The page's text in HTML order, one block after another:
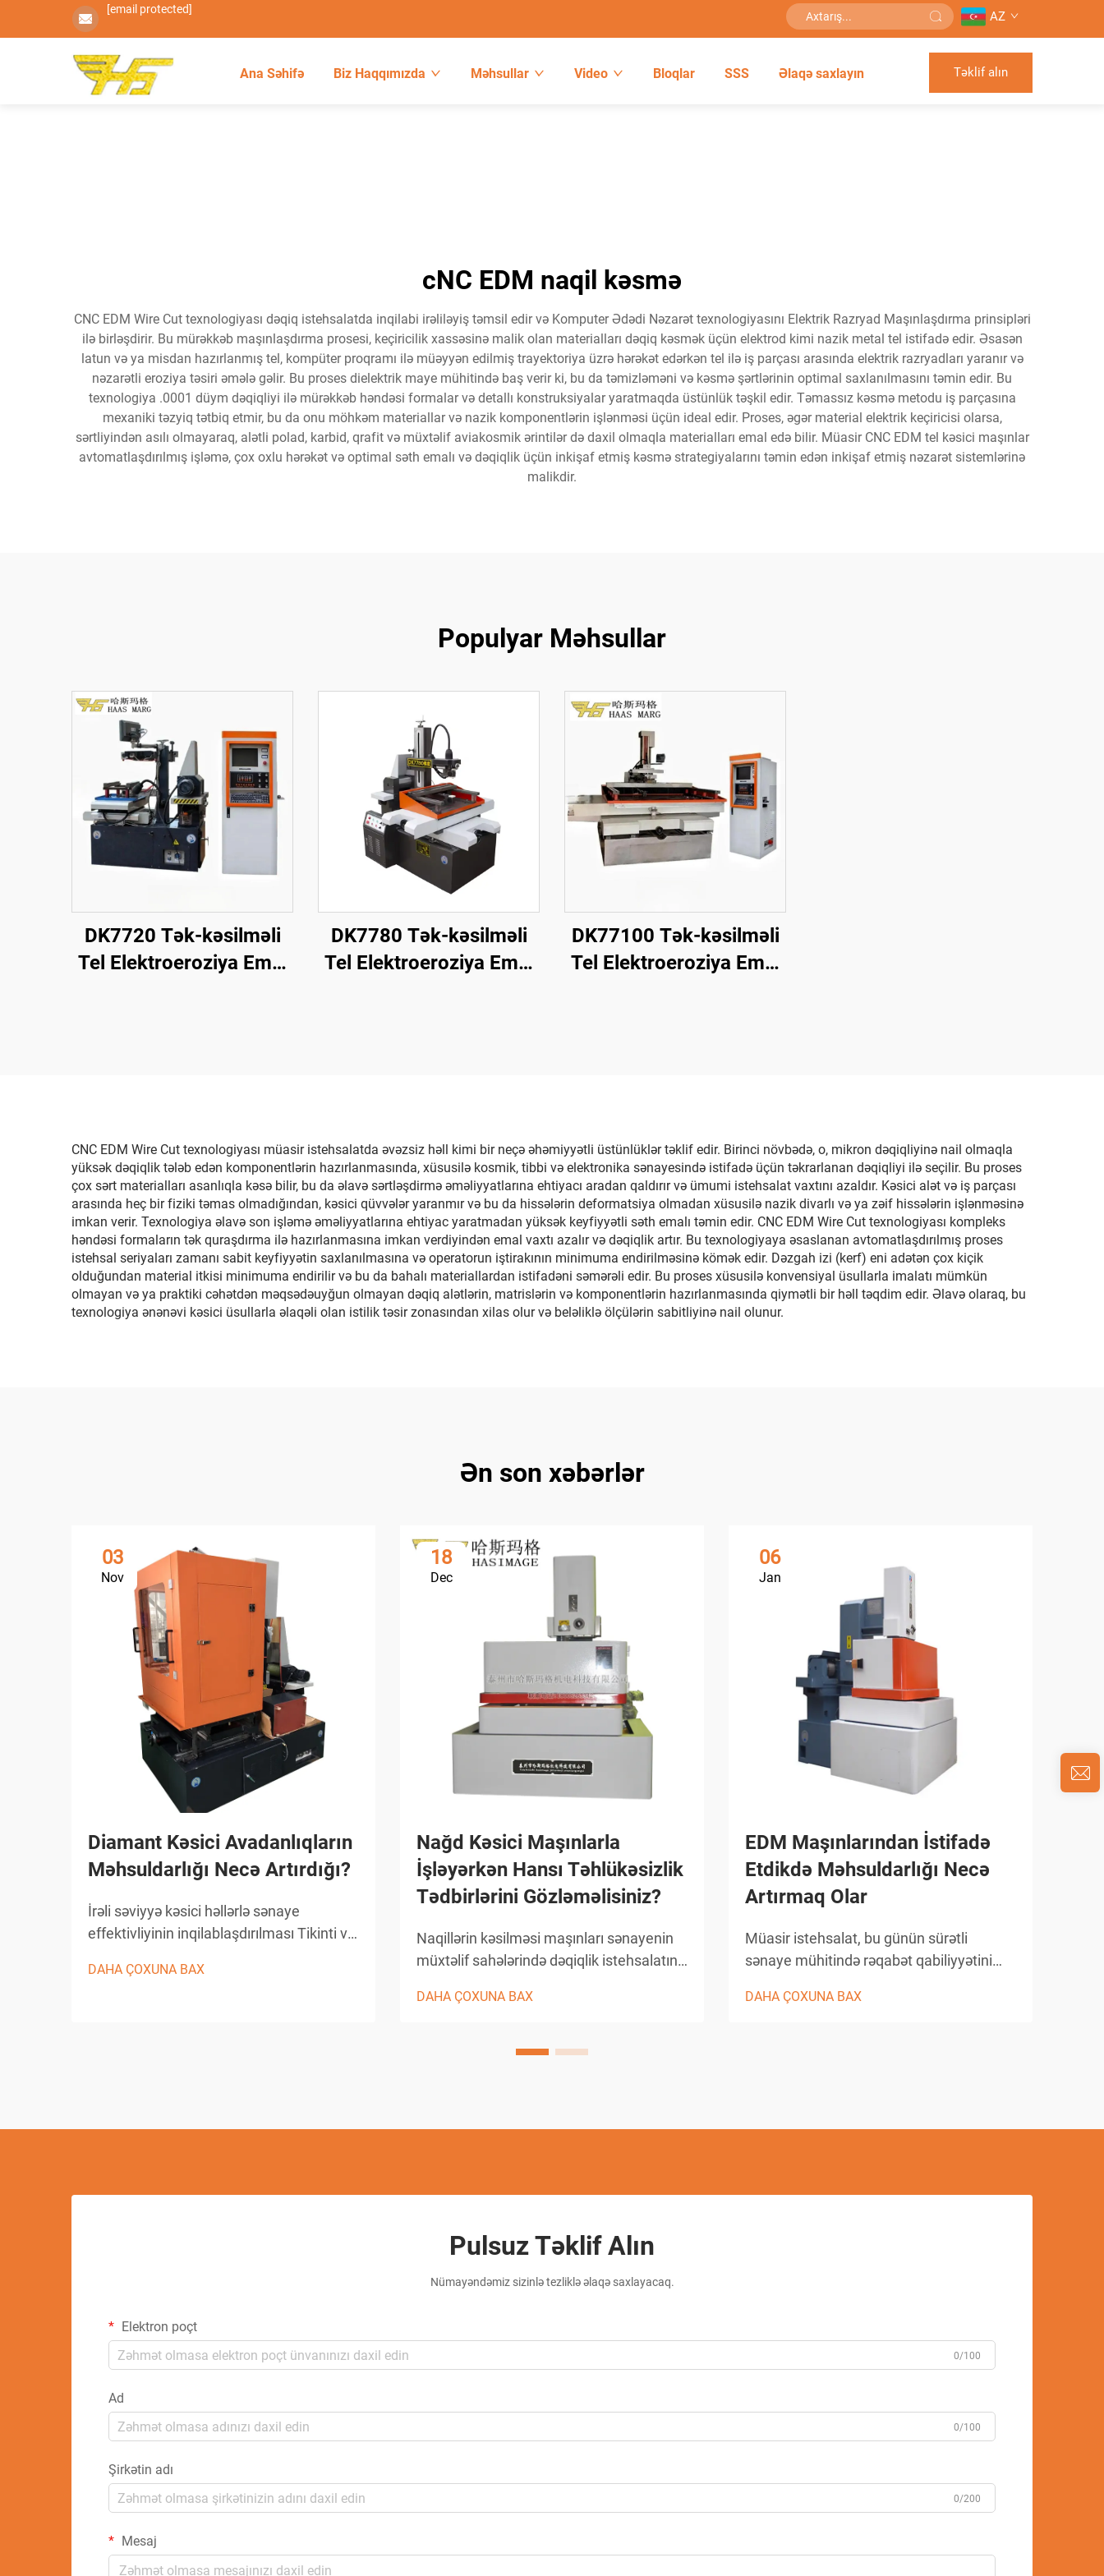
[email protected] AZ
Ana Səhifə Biz Haqqımızda Məhsullar Video Bloqlar SSS Əlaqə saxlayın Təklif alın
cNC EDM naqil kəsmə
CNC EDM Wire Cut texnologiyası dəqiq istehsalatda inqilabi irəliləyiş təmsil edir və Komputer Ədədi Nəzarət texnologiyasını Elektrik Razryad Maşınlaşdırma prinsipləri
ilə birləşdirir. Bu mürəkkəb maşınlaşdırma prosesi, keçiricilik xassəsinə malik olan materialları dəqiq kəsmək üçün elektrod kimi nazik metal tel istifadə edir. Əsasən
latun və ya misdan hazırlanmış tel, kompüter proqramı ilə müəyyən edilmiş trayektoriya üzrə hərəkət edərkən tel ilə iş parçası arasında elektrik razryadları yaranır və
nəzarətli eroziya təsiri əmələ gəlir. Bu proses dielektrik maye mühitində baş verir ki, bu da təmizləməni və kəsmə şərtlərinin optimal saxlanılmasını təmin edir. Bu
texnologiya .0001 düym dəqiqliyi ilə mürəkkəb həndəsi formalar və detallı konstruksiyalar yaratmaqda üstünlük təşkil edir. Təmassız kəsmə metodu iş parçasına
mexaniki təzyiq tətbiq etmir, bu da onu möhkəm materiallar və nazik komponentlərin işlənməsi üçün ideal edir. Proses, əgər material elektrik keçiricisi olarsa,
sərtliyindən asılı olmayaraq, alətli polad, karbid, qrafit və müxtəlif aviakosmik ərintilər də daxil olmaqla materialları emal edə bilir. Müasir CNC EDM tel kəsici maşınlar
avtomatlaşdırılmış işləmə, çox oxlu hərəkət və optimal səth emalı və dəqiqlik üçün inkişaf etmiş kəsmə strategiyalarını təmin edən inkişaf etmiş nəzarət sistemlərinə
malikdir.
Populyar Məhsullar
DK7720 Tək-kəsilməli
Tel Elektroeroziya Emal
DK7780 Tək-kəsilməli
Tel Elektroeroziya Emal
DK77100 Tək-kəsilməli
Tel Elektroeroziya Emal
CNC EDM Wire Cut texnologiyası müasir istehsalatda əvəzsiz həll kimi bir neçə əhəmiyyətli üstünlüklər təklif edir. Birinci növbədə, o, mikron dəqiqliyinə nail olmaqla
yüksək dəqiqlik tələb edən komponentlərin hazırlanmasında, xüsusilə kosmik, tibbi və elektronika sənayesində istifadə üçün təkrarlanan dəqiqliyi ilə seçilir. Bu proses
çox sərt materialları asanlıqla kəsə bilir, bu da əlavə sərtləşdirmə əməliyyatlarına ehtiyacı aradan qaldırır və ümumi istehsalat vaxtını azaldır. Kəsici alət və iş parçası
arasında heç bir fiziki təmas olmadığından, kəsici qüvvələr yaranmır və bu da hissələrin deformatsiya olmadan xüsusilə nazik divarlı və ya zəif hissələrin işlənməsinə
imkan verir. Texnologiya əlavə son işləmə əməliyyatlarına ehtiyac yaratmadan yüksək keyfiyyətli səth emalı təmin edir. CNC EDM Wire Cut texnologiyası kompleks
həndəsi formaların tək quraşdırma ilə hazırlanmasına imkan verdiyindən emal vaxtı azalır və dəqiqlik artır. Bu texnologiyaya əsaslanan avtomatlaşdırılmış proses
istehsal seriyaları zamanı sabit keyfiyyətin saxlanılmasına və operatorun iştirakının minimuma endirilməsinə kömək edir. Dəzgah izi (kerf) eni adətən çox kiçik
olduğundan material itkisi minimuma endirilir və bu da bahalı materiallardan istifadəni səmərəli edir. Bu proses xüsusilə konvensiyal üsullarla imalatı mümkün
olmayan və ya praktiki cəhətdən məqsədəuyğun olmayan dəqiq alətlərin, matrislərin və komponentlərin hazırlanmasında qiymətli bir həll təqdim edir. Əlavə olaraq, bu
texnologiya ənənəvi kəsici üsullarla əlaqəli olan istilik təsir zonasından xilas olur və beləliklə ölçülərin sabitliyinə nail olunur.
Ən son xəbərlər
03
Nov
Diamant Kəsici Avadanlıqların
Məhsuldarlığı Necə Artırdığı?
İrəli səviyyə kəsici həllərlə sənaye
effektivliyinin inqilablaşdırılması Tikinti və
sayəsində əhəmiyyətli dəyişikliklər
DAHA ÇOXUNA BAX
18
Dec
Nağd Kəsici Maşınlarla
İşləyərkən Hansı Təhlükəsizlik
Tədbirlərini Gözləməlisiniz?
Naqillərin kəsilməsi maşınları sənayenin
müxtəlif sahələrində dəqiqlik istehsalatını
dizaynların kəsilməsində bənzərsiz
boşalması emal (EDM) sistemləri nazik
DAHA ÇOXUNA BAX
06
Jan
EDM Maşınlarından İstifadə
Etdikdə Məhsuldarlığı Necə
Artırmaq Olar
Müasir istehsalat, bu günün sürətli
sənaye mühitində rəqabət qabiliyyətini
etibarlılığı tələb edir. EDM maşınları,
DAHA ÇOXUNA BAX
Pulsuz Təklif Alın
Nümayəndəmiz sizinlə tezliklə əlaqə saxlayacaq.
Elektron poçt
0/100
Ad
0/100
Şirkətin adı
0/200
Mesaj